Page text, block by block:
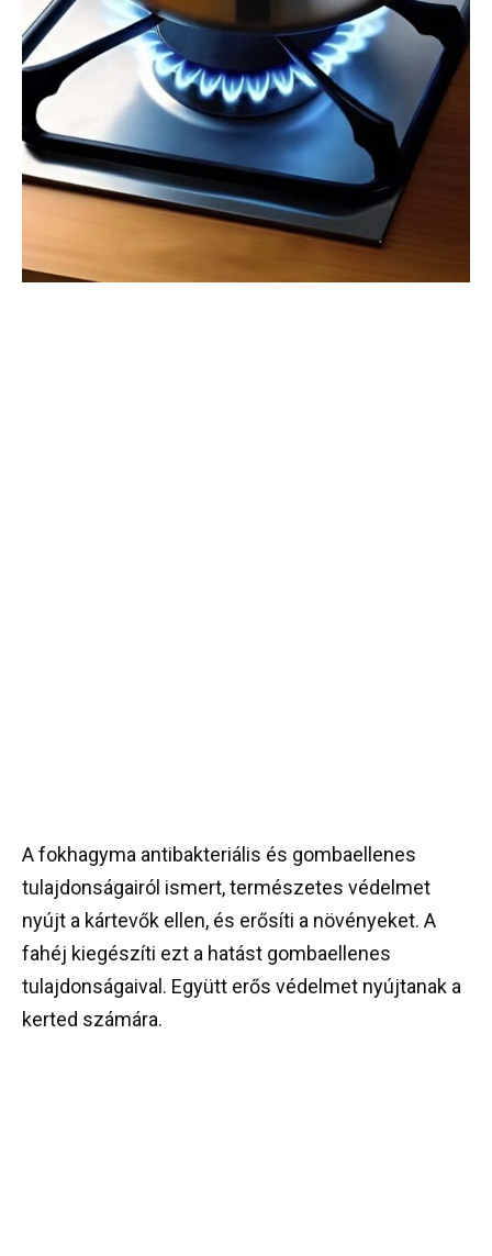
A fokhagyma antibakteriális és gombaellenes
tulajdonságairól ismert, természetes védelmet
nyújt a kártevők ellen, és erősíti a növényeket. A
fahéj kiegészíti ezt a hatást gombaellenes
tulajdonságaival. Együtt erős védelmet nyújtanak a
kerted számára.